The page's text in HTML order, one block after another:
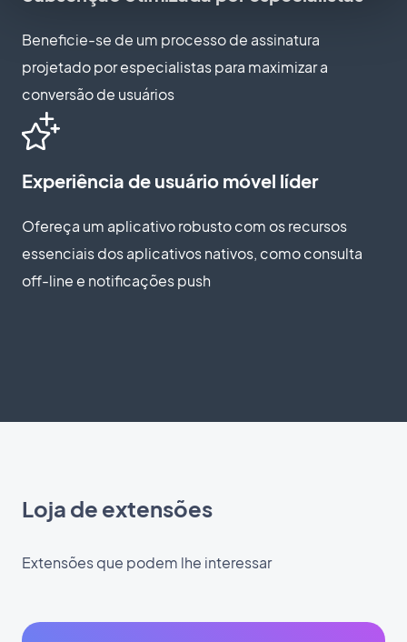
Beneficie-se de um processo de assinatura
projetado por especialistas para maximizar a
conversão de usuários
Experiência de usuário móvel líder
Ofereça um aplicativo robusto com os recursos
essenciais dos aplicativos nativos, como consulta
off-line e notificações push
Loja de extensões
Extensões que podem lhe interessar